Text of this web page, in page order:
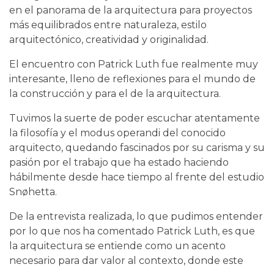
en el panorama de la arquitectura para proyectos
más equilibrados entre naturaleza, estilo
arquitectónico, creatividad y originalidad.
El encuentro con Patrick Luth fue realmente muy
interesante, lleno de reflexiones para el mundo de
la construcción y para el de la arquitectura.
Tuvimos la suerte de poder escuchar atentamente
la filosofía y el modus operandi del conocido
arquitecto, quedando fascinados por su carisma y su
pasión por el trabajo que ha estado haciendo
hábilmente desde hace tiempo al frente del estudio
Snøhetta.
De la entrevista realizada, lo que pudimos entender
por lo que nos ha comentado Patrick Luth, es que
la arquitectura se entiende como un acento
necesario para dar valor al contexto, donde este